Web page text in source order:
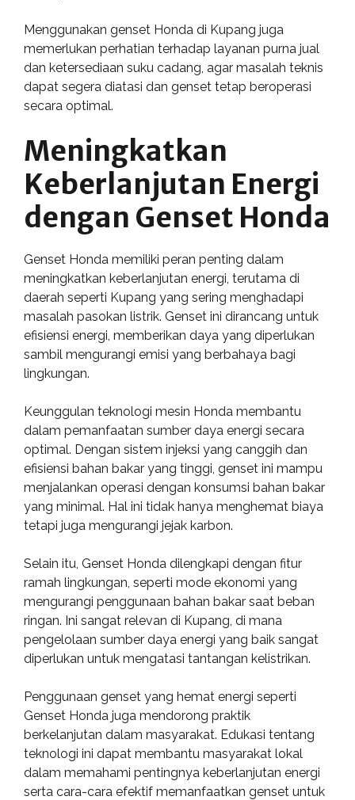
Menggunakan genset Honda di Kupang juga
memerlukan perhatian terhadap layanan purna jual
dan ketersediaan suku cadang, agar masalah teknis
dapat segera diatasi dan genset tetap beroperasi
secara optimal.
Meningkatkan
Keberlanjutan Energi
dengan Genset Honda
Genset Honda memiliki peran penting dalam
meningkatkan keberlanjutan energi, terutama di
daerah seperti Kupang yang sering menghadapi
masalah pasokan listrik. Genset ini dirancang untuk
efisiensi energi, memberikan daya yang diperlukan
sambil mengurangi emisi yang berbahaya bagi
lingkungan.
Keunggulan teknologi mesin Honda membantu
dalam pemanfaatan sumber daya energi secara
optimal. Dengan sistem injeksi yang canggih dan
efisiensi bahan bakar yang tinggi, genset ini mampu
menjalankan operasi dengan konsumsi bahan bakar
yang minimal. Hal ini tidak hanya menghemat biaya
tetapi juga mengurangi jejak karbon.
Selain itu, Genset Honda dilengkapi dengan fitur
ramah lingkungan, seperti mode ekonomi yang
mengurangi penggunaan bahan bakar saat beban
ringan. Ini sangat relevan di Kupang, di mana
pengelolaan sumber daya energi yang baik sangat
diperlukan untuk mengatasi tantangan kelistrikan.
Penggunaan genset yang hemat energi seperti
Genset Honda juga mendorong praktik
berkelanjutan dalam masyarakat. Edukasi tentang
teknologi ini dapat membantu masyarakat lokal
dalam memahami pentingnya keberlanjutan energi
serta cara-cara efektif memanfaatkan genset untuk